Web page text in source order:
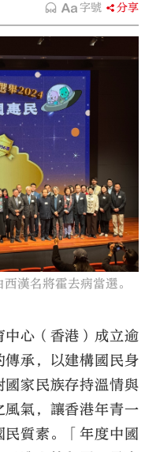
字號 分享
漢名將霍去病當選。
心（香港）成立逾
承，以建構國民身
家民族存持溫情與
氣，讓香港年青一
質素。「年度中國